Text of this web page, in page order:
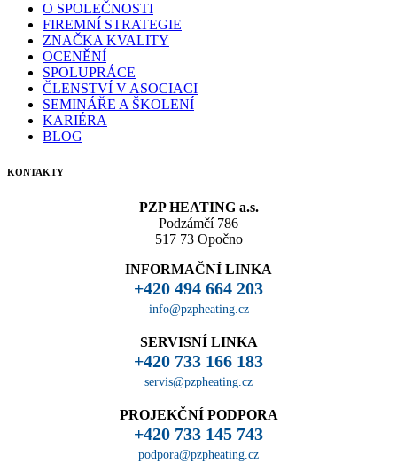
O SPOLEČNOSTI
FIREMNÍ STRATEGIE
ZNAČKA KVALITY
OCENĚNÍ
SPOLUPRÁCE
ČLENSTVÍ V ASOCIACI
SEMINÁŘE A ŠKOLENÍ
KARIÉRA
BLOG
KONTAKTY
PZP HEATING a.s.
Podzámčí 786
517 73 Opočno
INFORMAČNÍ LINKA
+420 494 664 203
info@pzpheating.cz
SERVISNÍ LINKA
+420 733 166 183
servis@pzpheating.cz
PROJEKČNÍ PODPORA
+420 733 145 743
podpora@pzpheating.cz